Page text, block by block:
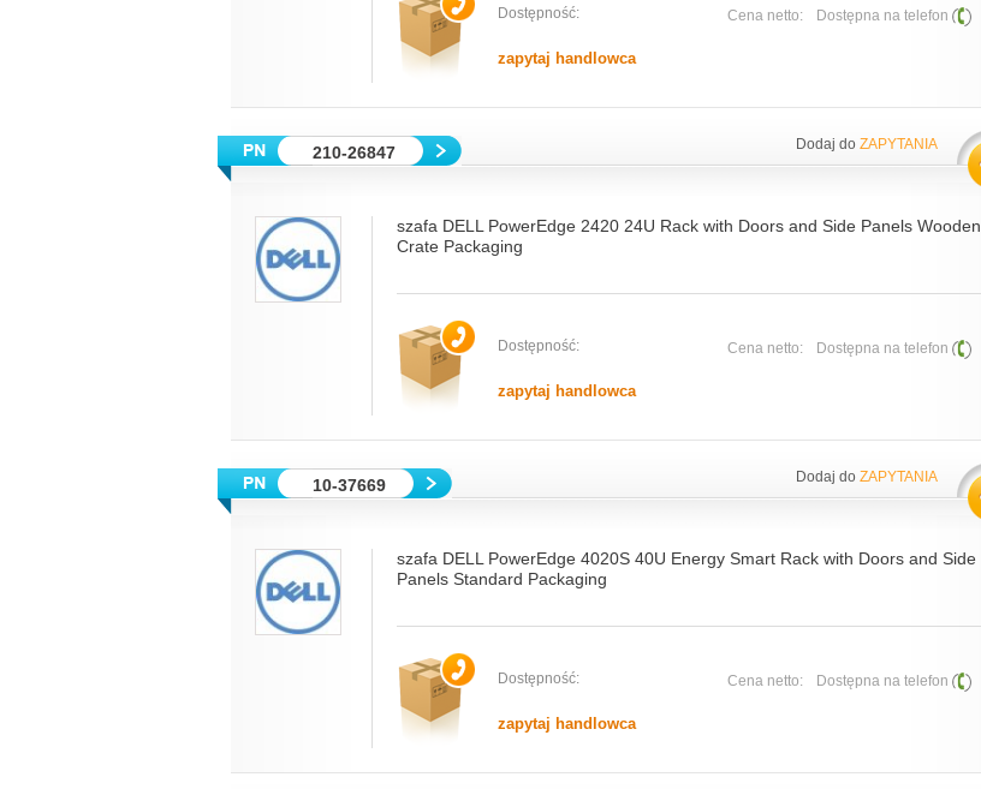
Dostępność:
zapytaj handlowca
Cena netto: Dostępna na telefon
210-26847 Dodaj do ZAPYTANIA
szafa DELL PowerEdge 2420 24U Rack with Doors and Side Panels Wooden
Crate Packaging
Dostępność:
zapytaj handlowca
Cena netto: Dostępna na telefon
10-37669 Dodaj do ZAPYTANIA
szafa DELL PowerEdge 4020S 40U Energy Smart Rack with Doors and Side
Panels Standard Packaging
Dostępność:
zapytaj handlowca
Cena netto: Dostępna na telefon